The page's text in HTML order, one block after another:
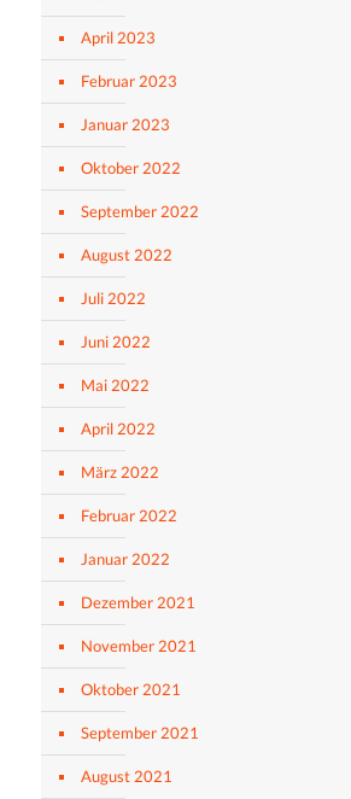
April 2023
Februar 2023
Januar 2023
Oktober 2022
September 2022
August 2022
Juli 2022
Juni 2022
Mai 2022
April 2022
März 2022
Februar 2022
Januar 2022
Dezember 2021
November 2021
Oktober 2021
September 2021
August 2021